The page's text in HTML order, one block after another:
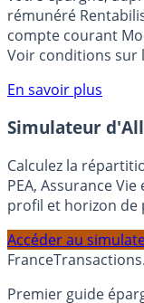
Bénéficiez de cette
votre épargne,
rémunéré
compte courant
Voir conditions sur
En savoir plus
Simulateur
Calculez la
profil et horizon de
France